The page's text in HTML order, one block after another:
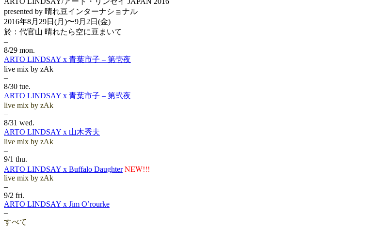
presented by 晴れ豆インターナショナル
2016年8月29日(月)〜9月2日(金)
於：代官山 晴れたら空に豆まいて
–
8/29 mon.
ARTO LINDSAY x 青葉市子 – 第壱夜
live mix by zAk
–
8/30 tue.
ARTO LINDSAY x 青葉市子 – 第弐夜
live mix by zAk
–
8/31 wed.
ARTO LINDSAY x 山木秀夫
live mix by zAk
–
9/1 thu.
ARTO LINDSAY x Buffalo Daughter NEW!!!
live mix by zAk
–
9/2 fri.
ARTO LINDSAY x Jim O’rourke
–
すべて